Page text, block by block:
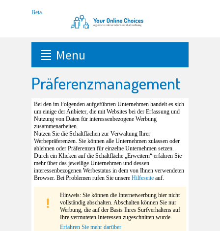
Menu
Präferenzmanagement
Bei den im Folgenden aufgeführten Unternehmen handelt es sich
um einige der Anbieter, die mit Websites bei der Erfassung und
Nutzung von Daten für interessenbezogene Werbung
zusammenarbeiten.
Nutzen Sie die Schaltflächen zur Verwaltung Ihrer
Werbepräferenzen. Sie können alle Unternehmen zulassen oder
ablehnen oder Präferenzen für einzelne Unternehmen setzen.
Durch ein Klicken auf die Schaltfläche „Erweitern“ erfahren Sie
mehr über das jeweilige Unternehmen und dessen
interessenbezogenen Werbestatus in dem von Ihnen verwendeten
Browser. Bei Problemen rufen Sie unsere Hilfeseite auf.
Hinweis: Sie können die Internetwerbung hier nicht
vollständig abschalten. Abschalten können Sie nur
Werbung, die auf der Basis Ihres Surfverhaltens auf
Ihre vermuteten Interessen zugeschnitten wurde.
Erfahren Sie mehr darüber